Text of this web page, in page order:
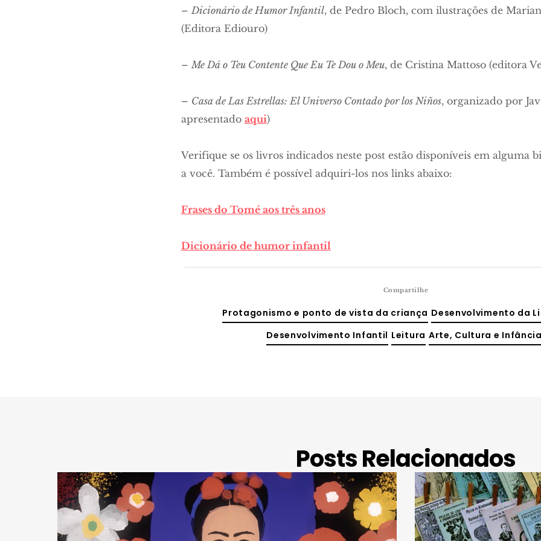
–Dicionário de Humor Infantil, de Pedro Bloch, com ilustrações de
(Editora Ediouro)
–Me Dá o Teu Contente Que Eu Te Dou o Meu, de Cristina Mattoso (editora
– Casa de Las Estrellas: El Universo Contado por los Niños, organizado por
apresentado aqui)
Verifique se os livros indicados neste post estão disponíveis em alguma
a você. Também é possível adquiri-los nos links abaixo:
Frases do Tomé aos três anos
Dicionário de humor infantil
Compartilhe
Protagonismo e ponto de vista da criança Desenvolvimento da
Desenvolvimento Infantil Leitura Arte, Cultura e
Posts Relacionados